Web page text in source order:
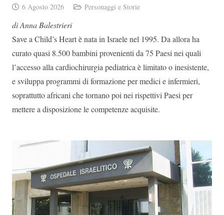
6 Agosto 2026 Personaggi e Storie
di Anna Balestrieri
Save a Child’s Heart è nata in Israele nel 1995. Da allora ha
curato quasi 8.500 bambini provenienti da 75 Paesi nei quali
l’accesso alla cardiochirurgia pediatrica è limitato o inesistente,
e sviluppa programmi di formazione per medici e infermieri,
soprattutto africani che tornano poi nei rispettivi Paesi per
mettere a disposizione le competenze acquisite.